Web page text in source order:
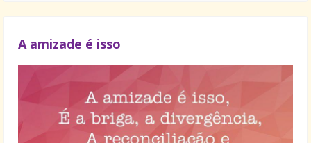
A amizade é isso